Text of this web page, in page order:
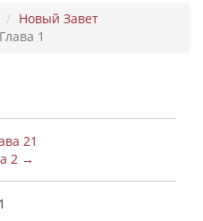
Новый Завет
Глава 1
21
2 →